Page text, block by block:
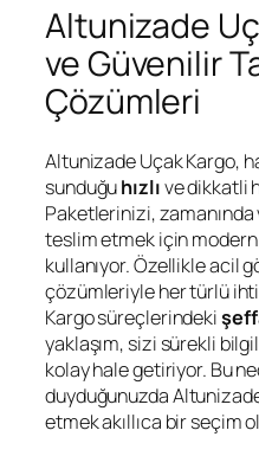
Altunizade
ve Güvenilir
Çözümleri
Altunizade Uçak Kargo,
sunduğuhızlıve dikkatli
Paketlerinizi,
teslim etmek için
kullanıyor. Özellikle acil
çözümleriyle her türlü
Kargo süreçlerindeki
yaklaşım, sizi sürekli
kolay hale getiriyor. Bu
duyduğunuzda
etmek akıllıca bir seçim